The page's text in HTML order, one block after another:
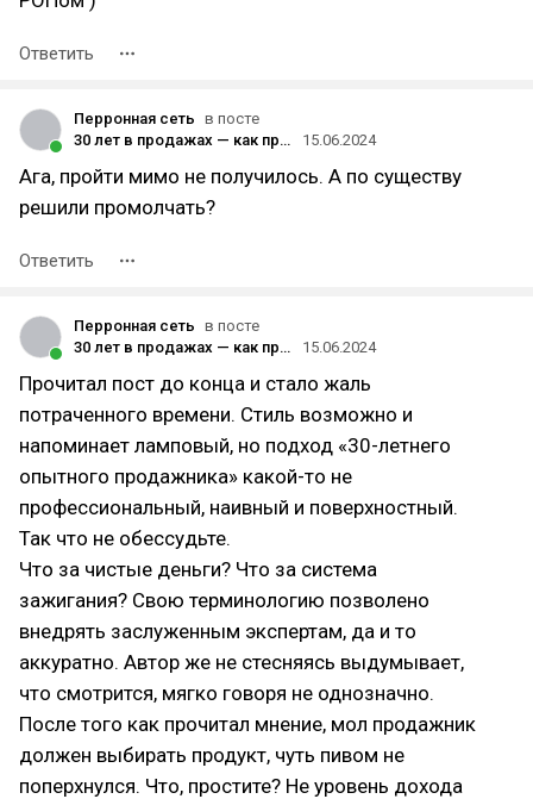
Ответить
Перронная сеть в посте
30 лет в продажах — как пришел в профессию и что понял за это время
15.06.2024
Ага, пройти мимо не получилось. А по существу
решили промолчать?
Ответить
Перронная сеть в посте
30 лет в продажах — как пришел в профессию и что понял за это время
15.06.2024
Прочитал пост до конца и стало жаль
потраченного времени. Стиль возможно и
напоминает ламповый, но подход «30-летнего
опытного продажника» какой-то не
профессиональный, наивный и поверхностный.
Так что не обессудьте.
Что за чистые деньги? Что за система
зажигания? Свою терминологию позволено
внедрять заслуженным экспертам, да и то
аккуратно. Автор же не стесняясь выдумывает,
что смотрится, мягко говоря не однозначно.
После того как прочитал мнение, мол продажник
должен выбирать продукт, чуть пивом не
поперхнулся. Что, простите? Не уровень дохода